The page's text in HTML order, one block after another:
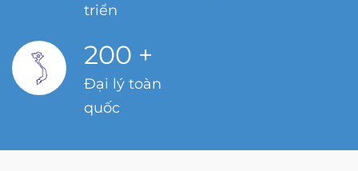
triển
200 +
Đại lý toàn
quốc